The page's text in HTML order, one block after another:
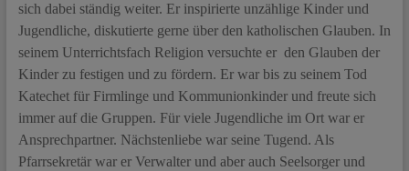
sich dabei ständig weiter. Er inspirierte unzählige Kinder und
Jugendliche, diskutierte gerne über den katholischen Glauben. In
seinem Unterrichtsfach Religion versuchte er den Glauben der
Kinder zu festigen und zu fördern. Er war bis zu seinem Tod
Katechet für Firmlinge und Kommunionkinder und freute sich
immer auf die Gruppen. Für viele Jugendliche im Ort war er
Ansprechpartner. Nächstenliebe war seine Tugend. Als
Pfarrsekretär war er Verwalter und aber auch Seelsorger und